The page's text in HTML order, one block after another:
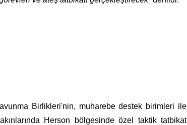
Birlikleri'nin, muharebe destek birimleri ile
Herson bölgesinde özel taktik tatbikat